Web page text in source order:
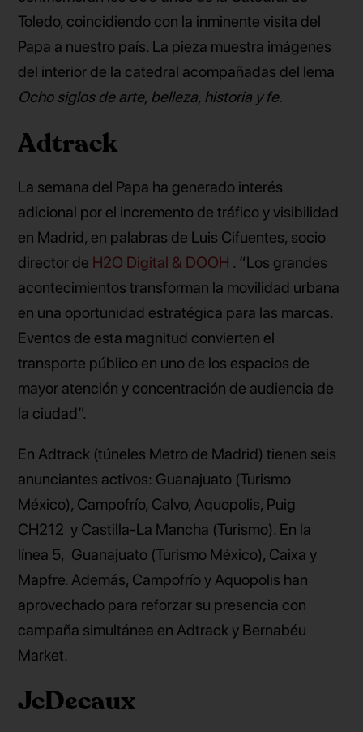
Toledo, coincidiendo con la inminente visita del
Papa a nuestro país. La pieza muestra imágenes
del interior de la catedral acompañadas del lema
Ocho siglos de arte, belleza, historia y fe.
Adtrack
La semana del Papa ha generado interés
adicional por el incremento de tráfico y visibilidad
en Madrid, en palabras de Luis Cifuentes, socio
director de H2O Digital & DOOH . “Los grandes
acontecimientos transforman la movilidad urbana
en una oportunidad estratégica para las marcas.
Eventos de esta magnitud convierten el
transporte público en uno de los espacios de
mayor atención y concentración de audiencia de
la ciudad”.
En Adtrack (túneles Metro de Madrid) tienen seis
anunciantes activos: Guanajuato (Turismo
México), Campofrío, Calvo, Aquopolis, Puig
CH212 y Castilla-La Mancha (Turismo). En la
línea 5, Guanajuato (Turismo México), Caixa y
Mapfre.Además, Campofrío y Aquopolis han
aprovechado para reforzar su presencia con
campaña simultánea en Adtrack y Bernabéu
Market.
JcDecaux